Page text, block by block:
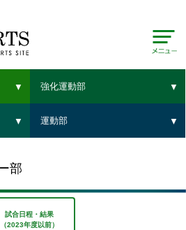
強化運動部
運動部
部
試合日程・結果
（2023年度以前）